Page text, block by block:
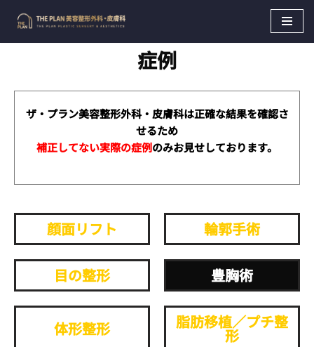
症例
ザ・プラン美容整形外科・皮膚科は正確な結果を確認さ
せるため
補正してない実際の症例のみお見せしております。
顔面リフト 輪郭手術
目の整形 豊胸術
体形整形 脂肪移植／プチ整
形